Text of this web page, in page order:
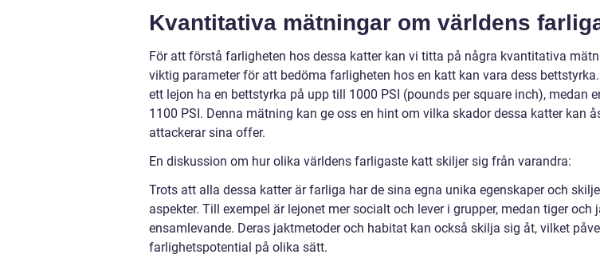
Kvantitativa mätningar om världens
För att förstå farligheten hos dessa katter kan vi titta på några kvantitativa
viktig parameter för att bedöma farligheten hos en katt kan vara dess
ett lejon ha en bettstyrka på upp till 1000 PSI (pounds per square inch), medan
1100 PSI. Denna mätning kan ge oss en hint om vilka skador dessa katter kan
attackerar sina offer.
En diskussion om hur olika världens farligaste katt skiljer sig från varandra:
Trots att alla dessa katter är farliga har de sina egna unika egenskaper och
aspekter. Till exempel är lejonet mer socialt och lever i grupper, medan tiger och
ensamlevande. Deras jaktmetoder och habitat kan också skilja sig åt, vilket
farlighetspotential på olika sätt.